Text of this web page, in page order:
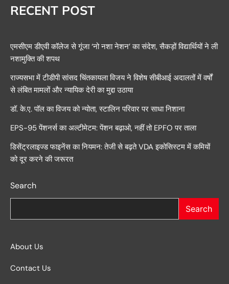
RECENT POST
एमसीएम डीएवी कॉलेज से गूंजा ‘नो नशा नेशन’ का संदेश, सैकड़ों विद्यार्थियों ने ली
नशामुक्ति की शपथ
राज्यसभा में टीडीपी सांसद चिंतकायला विजय ने विशेष सीबीआई अदालतों में वर्षों
से लंबित मामलों और न्यायिक देरी का मुद्दा उठाया
डॉ. के.ए. पॉल का विजय को न्योता, स्टालिन परिवार पर साधा निशाना
EPS-95 पेंशनर्स का अल्टीमेटम: पेंशन बढ़ाओ, नहीं तो EPFO पर ताला
डिसेंट्रलाइज्ड फाइनेंस का नियमन: तेजी से बढ़ते VDA इकोसिस्टम में कमियों
को दूर करने की जरूरत
Search
Search
About Us
Contact Us